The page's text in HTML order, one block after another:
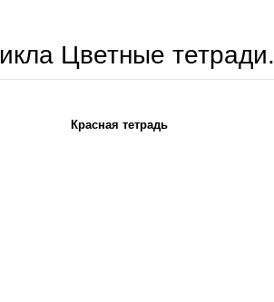
Цветные тетради.
Красная тетрадь